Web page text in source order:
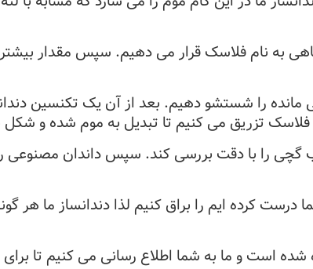
به نام فلاسک قرار می دهیم. سپس مقدار
مانده را شستشو دهیم. بعد از آن یک تکنسین
فلاسک تزریق می کنیم تا تبدیل به موم شده و شکل
را با دقت بررسی کند. سپس داندان مصنوعی
درست کرده ایم را براق کنیم لذا دندانساز ما
شده است و ما به شما اطلاع رسانی می کنیم تا